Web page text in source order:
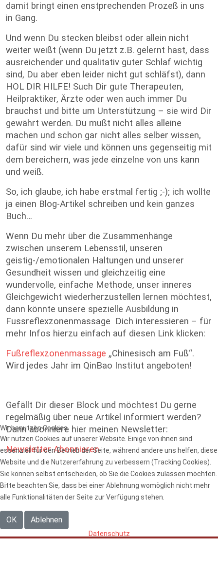
damit bringt einen enstprechenden Prozeß in uns
in Gang.
Und wenn Du stecken bleibst oder allein nicht
weiter weißt (wenn Du jetzt z.B. gelernt hast, dass
ausreichender und qualitativ guter Schlaf wichtig
sind, Du aber eben leider nicht gut schläfst), dann
HOL DIR HILFE! Such Dir gute Therapeuten,
Heilpraktiker, Ärzte oder wen auch immer Du
brauchst und bitte um Unterstützung – sie wird Dir
gewährt werden. Du mußt nicht alles alleine
machen und schon gar nicht alles selber wissen,
dafür sind wir viele und können uns gegenseitig mit
dem bereichern, was jede einzelne von uns kann
und weiß.
So, ich glaube, ich habe erstmal fertig ;-); ich wollte
ja einen Blog-Artikel schreiben und kein ganzes
Buch…
Wenn Du mehr über die Zusammenhänge
zwischen unserem Lebensstil, unseren
geistig-/emotionalen Haltungen und unserer
Gesundheit wissen und gleichzeitig eine
wundervolle, einfache Methode, unser inneres
Gleichgewicht wiederherzustellen lernen möchtest,
dann könnte unsere spezielle Ausbildung in
Fussreflexzonenmassage Dich interessieren – für
mehr Infos hierzu einfach auf diesen Link klicken:
Fußreflexzonenmassage „Chinesisch am Fuß“.
Wird jedes Jahr im QinBao Institut angeboten!
Gefällt Dir dieser Block und möchtest Du gerne
regelmäßig über neue Artikel informiert werden?
Dann abonniere hier meinen Newsletter:
Newsletter Abonnieren
Wir benutzen Cookies
Wir nutzen Cookies auf unserer Website. Einige von ihnen sind
essenziell für den Betrieb der Seite, während andere uns helfen, diese
Website und die Nutzererfahrung zu verbessern (Tracking Cookies).
Sie können selbst entscheiden, ob Sie die Cookies zulassen möchten.
Bitte beachten Sie, dass bei einer Ablehnung womöglich nicht mehr
alle Funktionalitäten der Seite zur Verfügung stehen.
OK Ablehnen
Datenschutz